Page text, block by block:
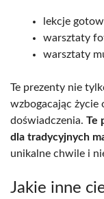
lekcje
warsztaty
warsztaty
Te prezenty nie
wzbogacając
doświadczenia. Te
dla tradycyjnych
unikalne chwile i
Jakie inne